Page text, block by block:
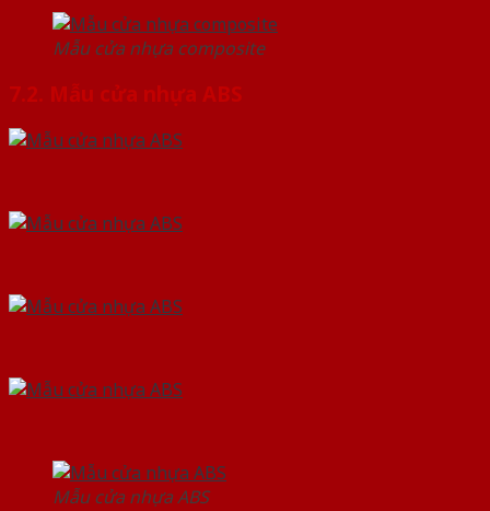
Mẫu cửa nhựa composite
7.2. Mẫu cửa nhựa ABS
Mẫu cửa nhựa ABS